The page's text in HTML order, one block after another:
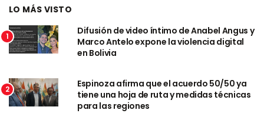
LO MÁS VISTO
1
Difusión de video íntimo de Anabel Angus y
Marco Antelo expone la violencia digital
en Bolivia
2
Espinoza afirma que el acuerdo 50/50 ya
tiene una hoja de ruta y medidas técnicas
para las regiones